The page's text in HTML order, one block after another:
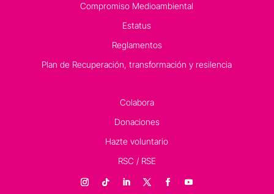
Compromiso Medioambiental
Estatus
Reglamentos
Plan de Recuperación, transformación y resilencia
Colabora
Donaciones
Hazte voluntario
RSC / RSE